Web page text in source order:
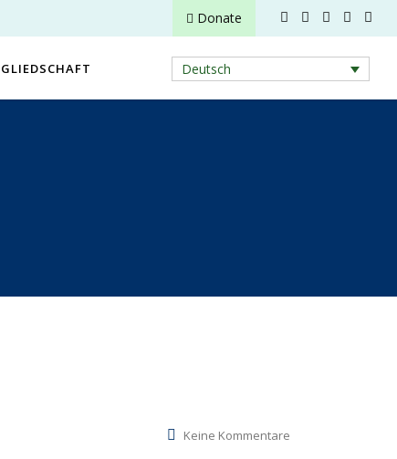
Donate
Deutsch
Keine Kommentare